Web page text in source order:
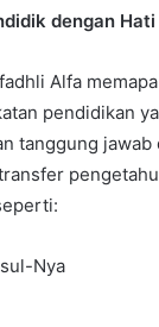
dengan Hati
Alfa
pendidikan
tanggung
Nya